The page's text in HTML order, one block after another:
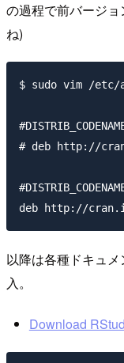
の過程で前バージ
ね)
$ sudo vim /
# deb http://
以降は各種ドキュ
入。
Download